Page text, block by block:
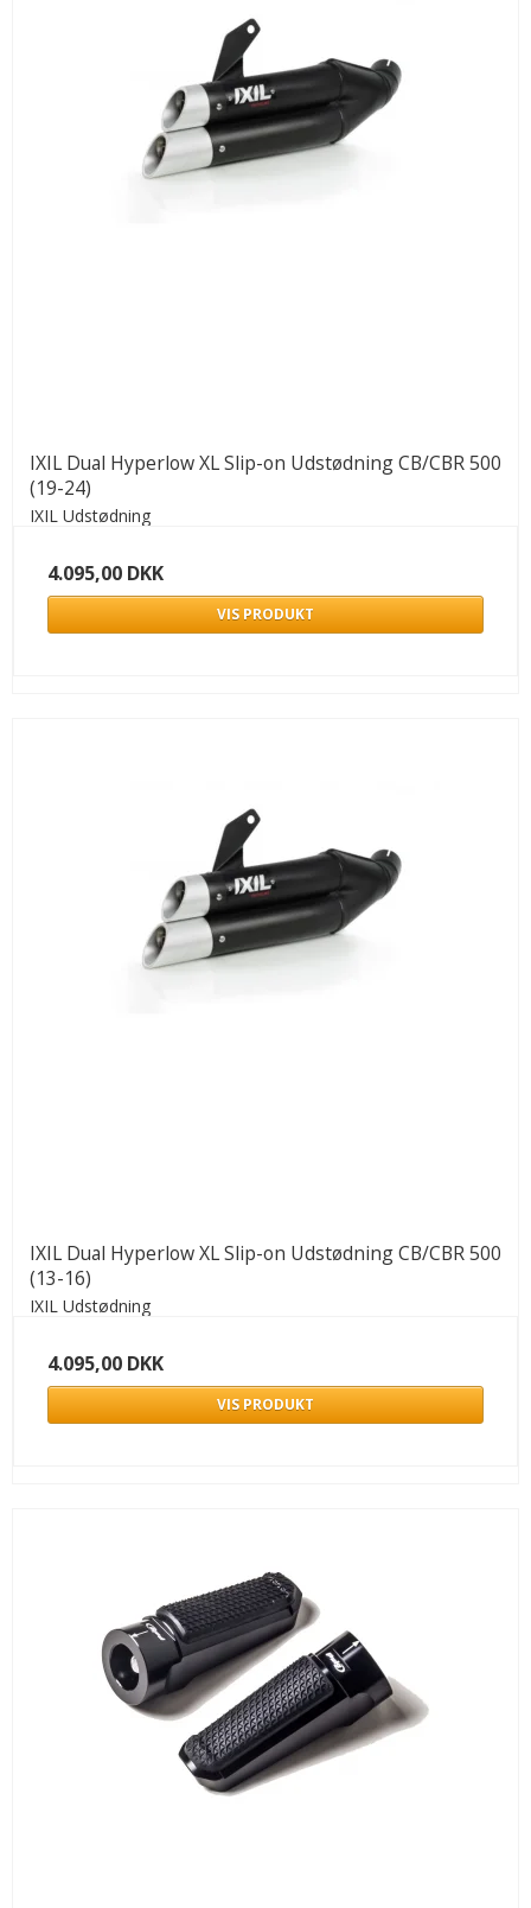
IXIL Dual Hyperlow XL Slip-on Udstødning CB/CBR 500
(19-24)
IXIL Udstødning
4.095,00 DKK
VIS PRODUKT
IXIL Dual Hyperlow XL Slip-on Udstødning CB/CBR 500
(13-16)
IXIL Udstødning
4.095,00 DKK
VIS PRODUKT